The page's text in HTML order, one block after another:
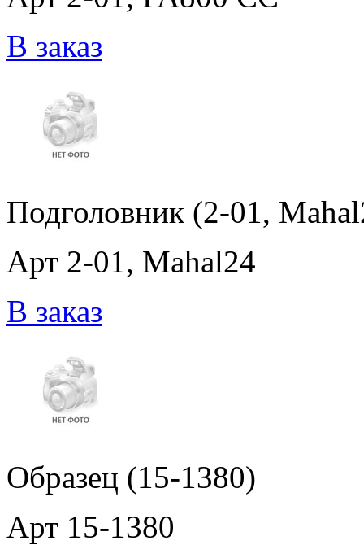
В заказ
Подголовник (2-01,
Арт 2-01, Mahal24
В заказ
Образец (15-1380)
Арт 15-1380